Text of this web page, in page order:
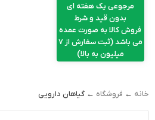
مرجوعی یک هفته ای
بدون قید و شرط
فروش کالا به صورت عمده
می باشد (ثبت سفارش از 7
میلیون به بالا)
خانه ← فروشگاه ← گیاهان دارویی